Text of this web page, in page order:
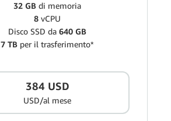
32 GB di memoria
8 vCPU
Disco SSD da 640 GB
7 TB per il trasferimento*
384 USD
USD/al mese